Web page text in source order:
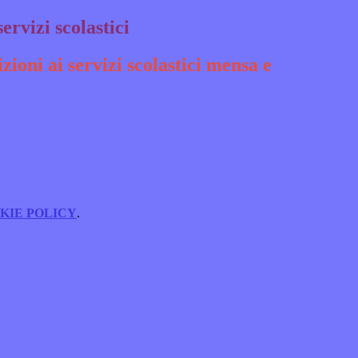
scolastici
ai servizi scolastici mensa e
POLICY.